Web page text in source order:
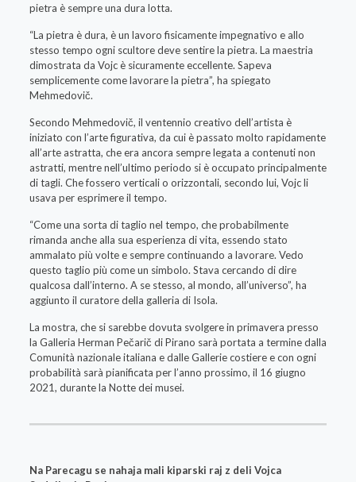
pietra è sempre una dura lotta.
“La pietra è dura, è un lavoro fisicamente impegnativo e allo
stesso tempo ogni scultore deve sentire la pietra. La maestria
dimostrata da Vojc è sicuramente eccellente. Sapeva
semplicemente come lavorare la pietra”, ha spiegato
Mehmedovič.
Secondo Mehmedovič, il ventennio creativo dell’artista è
iniziato con l’arte figurativa, da cui è passato molto rapidamente
all’arte astratta, che era ancora sempre legata a contenuti non
astratti, mentre nell’ultimo periodo si è occupato principalmente
di tagli. Che fossero verticali o orizzontali, secondo lui, Vojc li
usava per esprimere il tempo.
“Come una sorta di taglio nel tempo, che probabilmente
rimanda anche alla sua esperienza di vita, essendo stato
ammalato più volte e sempre continuando a lavorare. Vedo
questo taglio più come un simbolo. Stava cercando di dire
qualcosa dall’interno. A se stesso, al mondo, all’universo”, ha
aggiunto il curatore della galleria di Isola.
La mostra, che si sarebbe dovuta svolgere in primavera presso
la Galleria Herman Pečarič di Pirano sarà portata a termine dalla
Comunità nazionale italiana e dalle Gallerie costiere e con ogni
probabilità sarà pianificata per l’anno prossimo, il 16 giugno
2021, durante la Notte dei musei.
Na Parecagu se nahaja mali kiparski raj z deli Vojca